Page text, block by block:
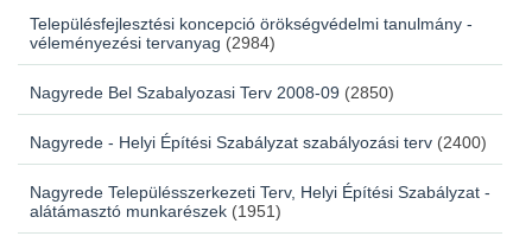
Településfejlesztési koncepció örökségvédelmi tanulmány -
véleményezési tervanyag (2984)
Nagyrede Bel Szabalyozasi Terv 2008-09 (2850)
Nagyrede - Helyi Építési Szabályzat szabályozási terv (2400)
Nagyrede Településszerkezeti Terv, Helyi Építési Szabályzat -
alátámasztó munkarészek (1951)